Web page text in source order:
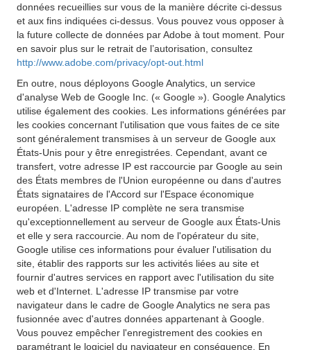
données recueillies sur vous de la manière décrite ci-dessus
et aux fins indiquées ci-dessus. Vous pouvez vous opposer à
la future collecte de données par Adobe à tout moment. Pour
en savoir plus sur le retrait de l’autorisation, consultez
http://www.adobe.com/privacy/opt-out.html
En outre, nous déployons Google Analytics, un service
d'analyse Web de Google Inc. (« Google »). Google Analytics
utilise également des cookies. Les informations générées par
les cookies concernant l'utilisation que vous faites de ce site
sont généralement transmises à un serveur de Google aux
États-Unis pour y être enregistrées. Cependant, avant ce
transfert, votre adresse IP est raccourcie par Google au sein
des États membres de l'Union européenne ou dans d'autres
États signataires de l'Accord sur l'Espace économique
européen. L'adresse IP complète ne sera transmise
qu'exceptionnellement au serveur de Google aux États-Unis
et elle y sera raccourcie. Au nom de l'opérateur du site,
Google utilise ces informations pour évaluer l'utilisation du
site, établir des rapports sur les activités liées au site et
fournir d'autres services en rapport avec l'utilisation du site
web et d'Internet. L'adresse IP transmise par votre
navigateur dans le cadre de Google Analytics ne sera pas
fusionnée avec d'autres données appartenant à Google.
Vous pouvez empêcher l'enregistrement des cookies en
paramétrant le logiciel du navigateur en conséquence. En